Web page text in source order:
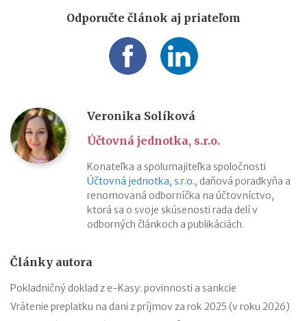
Odporučte článok aj priateľom
Veronika Solíková
Účtovná jednotka, s.r.o.
Konateľka a spolumajiteľka spoločnosti
Účtovná jednotka, s.r.o., daňová poradkyňa a
renomovaná odborníčka na účtovníctvo,
ktorá sa o svoje skúsenosti rada delí v
odborných článkoch a publikáciách.
Články autora
Pokladničný doklad z e-Kasy: povinnosti a sankcie
Vrátenie preplatku na dani z príjmov za rok 2025 (v roku 2026)